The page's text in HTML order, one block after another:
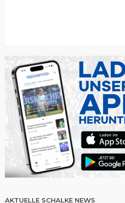
AKTUELLE SCHALKE NEWS